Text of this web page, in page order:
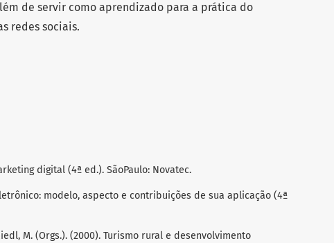
de servir como aprendizado para a prática do
redes sociais.
digital (4ª ed.). SãoPaulo: Novatec.
modelo, aspecto e contribuições de sua aplicação (4ª
M. (Orgs.). (2000). Turismo rural e desenvolvimento